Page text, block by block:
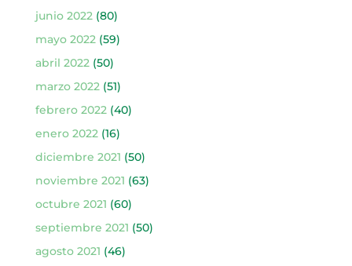
junio 2022(80)
mayo 2022(59)
abril 2022(50)
marzo 2022(51)
febrero 2022(40)
enero 2022(16)
diciembre 2021 (50)
noviembre 2021 (63)
octubre 2021 (60)
septiembre 2021 (50)
agosto 2021 (46)